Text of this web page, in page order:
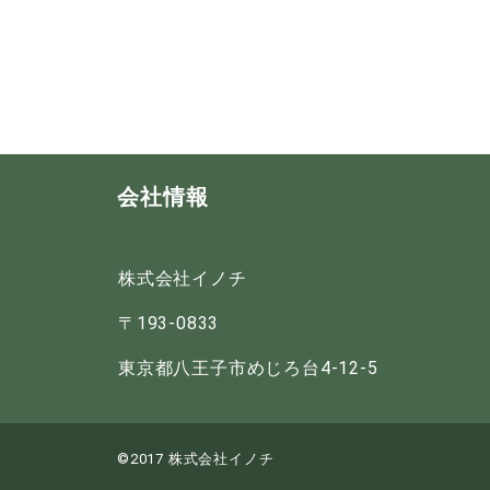
会社情報
株式会社イノチ
〒193-0833
東京都八王子市めじろ台4-12-5
©2017 株式会社イノチ